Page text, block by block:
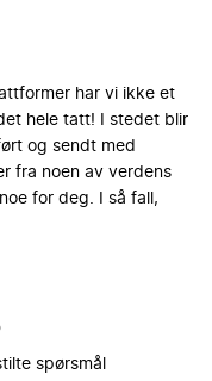
har vi ikke et
hele tatt! I stedet blir
og sendt med
fra noen av verdens
for deg. I så fall,
spørsmål